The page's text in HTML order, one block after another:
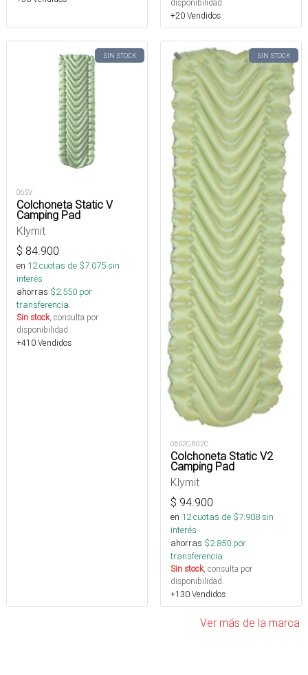
disponibilidad.
+20 Vendidos
SIN STOCK
06SV
Colchoneta Static V
Camping Pad
Klymit
$ 84.900
en 12cuotas de $7.075sin
interés
ahorras $2.550 por
transferencia.
Sin stock, consulta por
disponibilidad.
+410 Vendidos
SIN STOCK
06S2GR02C
Colchoneta Static V2
Camping Pad
Klymit
$ 94.900
en 12cuotas de $7.908sin
interés
ahorras $2.850 por
transferencia.
Sin stock, consulta por
disponibilidad.
+130 Vendidos
Ver más de la marca